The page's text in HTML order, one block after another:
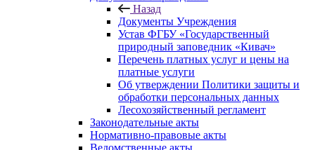
Назад
Документы Учреждения
Устав ФГБУ «Государственный
природный заповедник «Кивач»
Перечень платных услуг и цены на
платные услуги
Об утверждении Политики защиты и
обработки персональных данных
Лесохозяйственный регламент
Законодательные акты
Нормативно-правовые акты
Ведомственные акты